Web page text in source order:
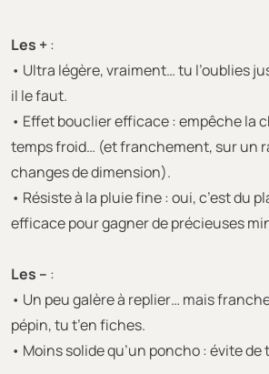
Les +:
• Ultra légère, vraiment… tu l’oublies
il le faut.
• Effet bouclier efficace : empêche la
temps froid… (et franchement, sur un
changes de dimension).
• Résiste à la pluie fine : oui, c’est du
efficace pour gagner de précieuses
Les – :
• Un peu galère à replier… mais
pépin, tu t’en fiches.
• Moins solide qu’un poncho : évite